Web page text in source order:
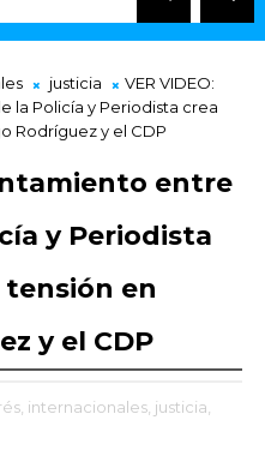
justicia
VER VIDEO:
la Policía y Periodista crea
Rodríguez y el CDP
entre
y Periodista
en
y el CDP
internacionales, justicia,